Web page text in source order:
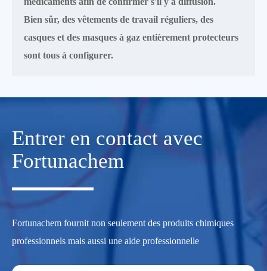
Bien sûr, des vêtements de travail réguliers, des
casques et des masques à gaz entièrement protecteurs
sont tous à configurer.
Entrer en contact avec
Fortunachem
Fortunachem fournit non seulement des produits chimiques
professionnels mais aussi une aide professionnelle